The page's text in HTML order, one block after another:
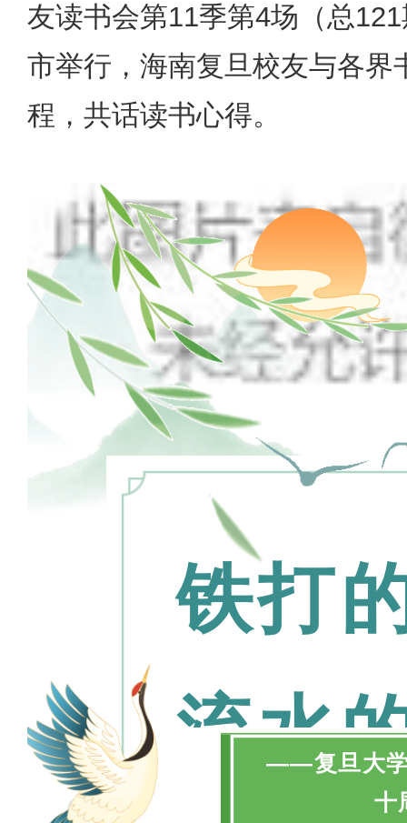
友读书会第11季第4场（总
市举行，海南复旦校友与各
程，共话读书心得。
铁打
流水
——复旦大学
十